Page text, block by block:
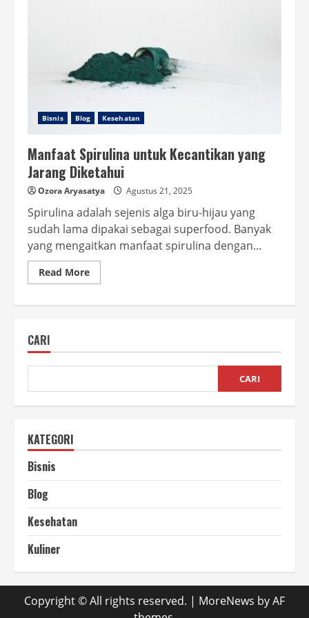
Bisnis Blog Kesehatan
Manfaat Spirulina untuk Kecantikan yang
Jarang Diketahui
Ozora Aryasatya Agustus 21, 2025
Spirulina adalah sejenis alga biru-hijau yang
sudah lama dipakai sebagai superfood. Banyak
yang mengaitkan manfaat spirulina dengan...
Read MoreRead
more
Jarang
CARI
CARI
KATEGORI
Bisnis
Blog
Kesehatan
Kuliner
Copyright © All rights reserved. | MoreNews by AF